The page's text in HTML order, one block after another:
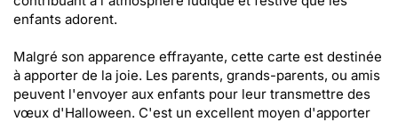
enfants adorent.
Malgré son apparence effrayante, cette carte est destinée
à apporter de la joie. Les parents, grands-parents, ou amis
peuvent l'envoyer aux enfants pour leur transmettre des
vœux d'Halloween. C'est un excellent moyen d'apporter